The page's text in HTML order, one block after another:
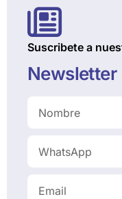
Suscribete a
Newsletter